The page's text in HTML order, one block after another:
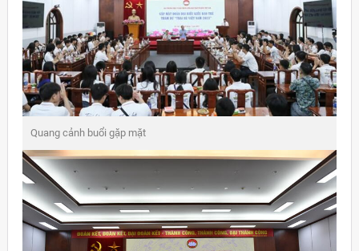
Quang cảnh buổi gặp mặt